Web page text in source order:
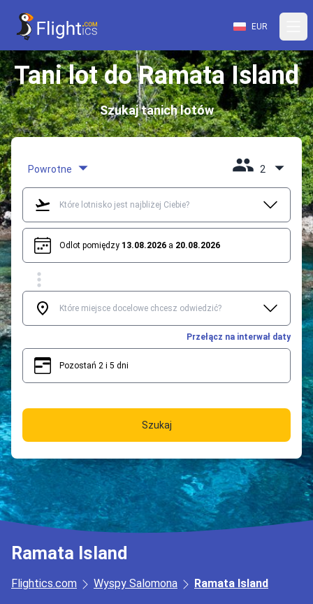
EUR
Tani lot do Ramata Island
Szukaj tanich lotów
Powrotne 2
Odlot pomiędzy 13.08.2026 a 20.08.2026
Przełącz na interwał daty
Pozostań 2 i 5 dni
Szukaj
Ramata Island
Flightics.com Wyspy Salomona Ramata Island